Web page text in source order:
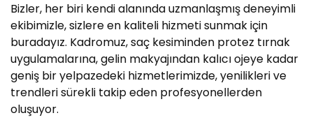
Bizler, her biri kendi alanında uzmanlaşmış deneyimli
ekibimizle, sizlere en kaliteli hizmeti sunmak için
buradayız. Kadromuz, saç kesiminden protez tırnak
uygulamalarına, gelin makyajından kalıcı ojeye kadar
geniş bir yelpazedeki hizmetlerimizde, yenilikleri ve
trendleri sürekli takip eden profesyonellerden
oluşuyor.